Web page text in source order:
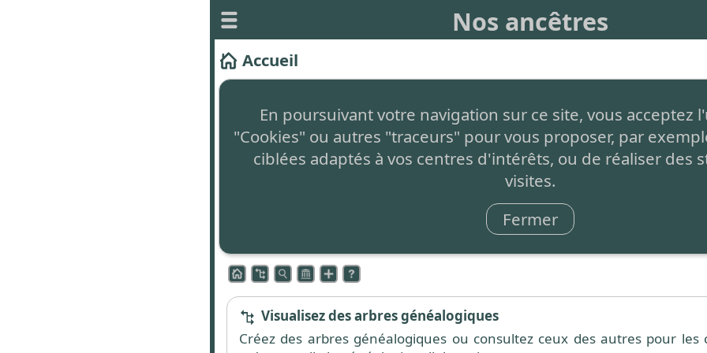
Nos ancêtres
En poursuivant votre navigation sur ce site, vous acceptez
"Cookies" ou autres "traceurs" pour vous proposer, par
ciblées adaptés à vos centres d'intérêts, ou de réaliser des
visites.
Fermer
Accueil
Il esttotalement gratuit, sans aucune restriction, simplement auto-
non intrusive en bas de page.
Le concept innovant: C'est 1 seul arbre partagé par tous et à compléter
L'accès aux différentes fonctionnalités présentées ci-dessous est effectué
Visualisez des arbres généalogiques
Créez des arbres généalogiques ou consultez ceux des autres pour les